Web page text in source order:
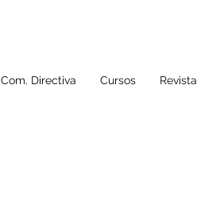
Com. Directiva Cursos Revista